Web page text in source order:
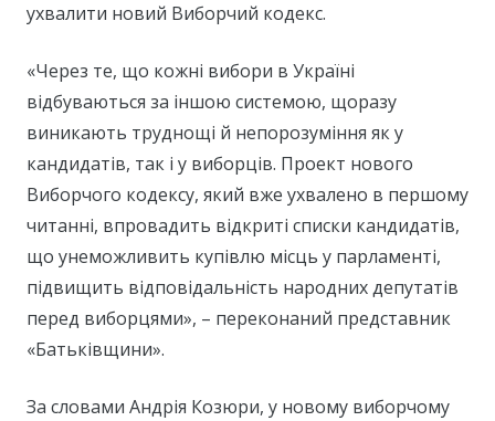
ухвалити новий Виборчий кодекс.
«Через те, що кожні вибори в Україні
відбуваються за іншою системою, щоразу
виникають труднощі й непорозуміння як у
кандидатів, так і у виборців. Проект нового
Виборчого кодексу, який вже ухвалено в першому
читанні, впровадить відкриті списки кандидатів,
що унеможливить купівлю місць у парламенті,
підвищить відповідальність народних депутатів
перед виборцями», – переконаний представник
«Батьківщини».
За словами Андрія Козюри, у новому виборчому